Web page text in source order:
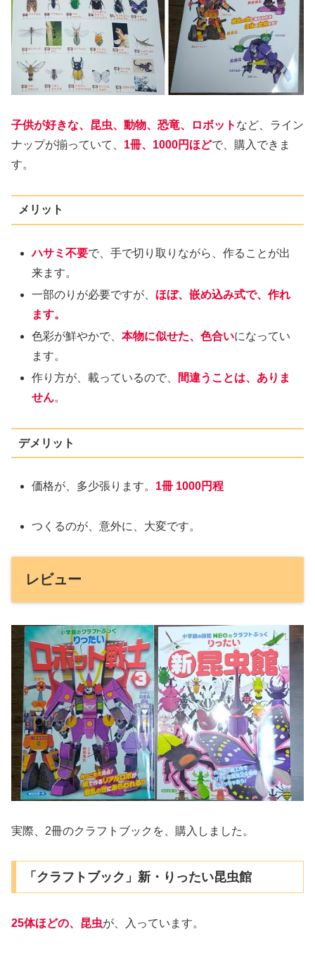
子供が好きな、昆虫、動物、恐竜、ロボット など、ライン
ナップが揃っていて、 1冊、1000円ほどで、購入できま
す。
メリット
ハサミ不要で、手で切り取りながら、作ることが出
来ます。
一部のりが必要ですが、 ほぼ、嵌め込み式で、作れ
ます。
色彩が鮮やかで、本物に似せた、色合いになってい
ます。
作り方が、載っているので、
間違うことは、ありま
せん。
デメリット
価格が、多少張ります。 1冊 1000円程
つくるのが、意外に、大変です。
レビュー
実際、2冊のクラフトブックを、購入しました。
「クラフトブック」新・りったい昆虫館
25体ほどの、昆虫が、入っています。